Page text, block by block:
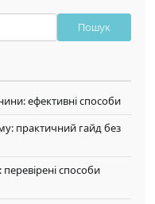
Пошук
ефективні способи
практичний гайд без
способи